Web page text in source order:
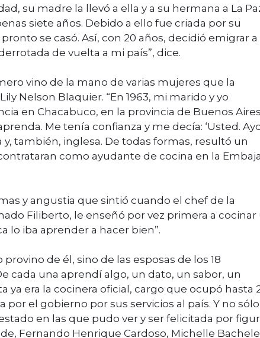
su madre la llevó a ella y a su hermana a La
siete años. Debido a ello fue criada por su
se casó. Así, con 20 años, decidió emigrar a
de vuelta a mi país”, dice.
vino de la mano de varias mujeres que la
Nelson Blaquier. “En 1963, mi marido y yo
en Chacabuco, en la provincia de Buenos
Me tenía confianza y me decía: ‘Usted.
y, también, inglesa. De todas formas, resultó un
como ayudante de cocina en la
y angustia que sintió cuando el chef de la
Filiberto, le enseñó por vez primera a cocinar
lo iba aprender a hacer bien”.
de él, sino de las esposas de los 18
cada una aprendí algo, un dato, un sabor, un
ya era la cocinera oficial, cargo que ocupó hasta
el gobierno por sus servicios al país. Y no
en las que pudo ver y ser felicitada por
Fernando Henrique Cardoso, Michelle